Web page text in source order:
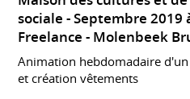
sociale
Septembre 2019
Freelance
Molenbeek
Animation hebdomadaire
et création vêtements